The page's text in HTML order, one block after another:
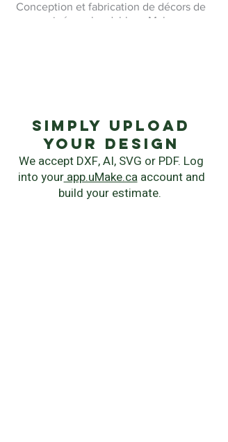
Conception et fabrication de décors de
cinéma abordables uMake
Simply upload
your Design
We accept DXF, AI, SVG or PDF. Log
into yourapp.uMake.caaccount and
build your estimate.